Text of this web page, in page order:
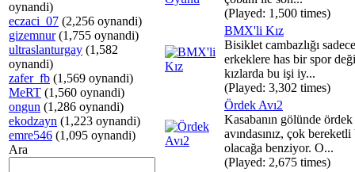
oynandi)
eczaci_07 (2,256 oynandi)
gizemnur(1,755 oynandi)
ultraslanturgay (1,582
oynandi)
zafer_fb (1,569 oynandi)
MeRT (1,560 oynandi)
ongun (1,286 oynandi)
ekodzayn (1,223 oynandi)
emre546 (1,095 oynandi)
Ara
(Played: 1,500 times)
BMX'li Kız
Bisiklet cambazlığı sadece
erkeklere has bir spor
kızlarda bu işi iy...
(Played: 3,302 times)
Ördek Avı2
Kasabanın gölünde ördek
avındasınız, çok
olacağa benziyor. O...
(Played: 2,675 times)